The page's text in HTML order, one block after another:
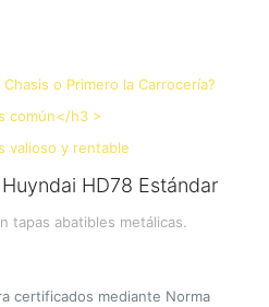
o Primero la Carrocería?
común</h3 >
valioso y rentable
HD78 Estándar
tapas abatibles metálicas.
certificados mediante Norma